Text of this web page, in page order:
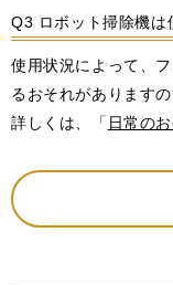
Q3 ロボット掃除機は
使用状況によって、
るおそれがあります
詳しくは、「 日常の